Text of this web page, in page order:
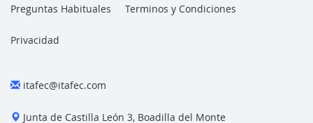
Preguntas Habituales Terminos y Condiciones
Privacidad
itafec@itafec.com
Junta de Castilla León 3, Boadilla del Monte